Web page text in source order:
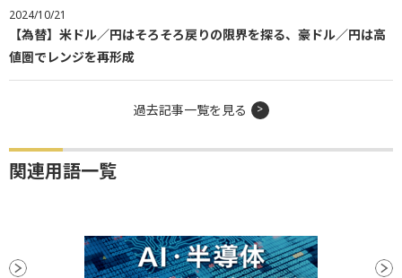
2024/10/21
【為替】米ドル／円はそろそろ戻りの限界を探る、豪ドル／円は高
値圏でレンジを再形成
過去記事一覧を見る
関連用語一覧